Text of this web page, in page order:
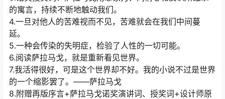
的寓言，持续不断地触动我们。
4.一旦对他人的苦难视而不见，苦难就会在我们中间蔓
延。
5.一种会传染的失明症，检验了人性的一切可能。
6.阅读萨拉马戈，就是重新看见世界。
7.我活得很好，可是这个世界却不好。我的小说不过是世界
的一个缩影罢了。——萨拉马戈
8.附赠再版序言+萨拉马戈诺奖演讲词、授奖词+设计师原